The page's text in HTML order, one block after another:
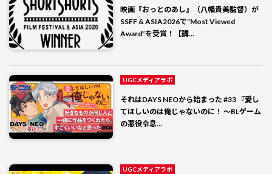
映画『おっとのあし』（八幡貴美監督）が
SSFF & ASIA2026で“Most Viewed
Award”を受賞！【講...
UGCメディアラボ
それはDAYS NEOから始まった #33 『愛し
てほしいのは俺じゃないのに！ 〜BLゲーム
の悪役令息...
UGCメディアラボ